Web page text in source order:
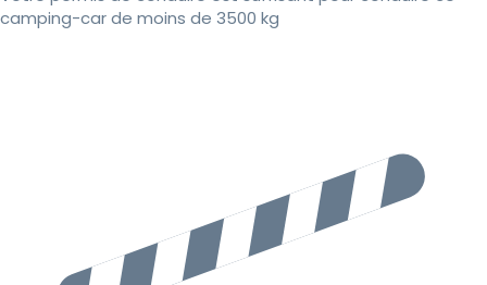
camping-car de moins de 3500 kg